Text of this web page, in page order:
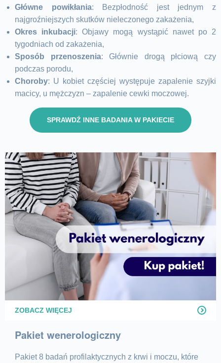
Główne powikłania: Bezpłodność jest jednym z
najgroźniejszych skutków nieleczonego zakażenia,
Okres inkubacji: Objawy mogą wystąpić nawet po 2
tygodniach od zakażenia,
Sposób przenoszenia: Głównie drogą płciową czy
podczas porodu,
Choroby: U kobiet częściej występuje zapalenie szyjki
macicy, u mężczyzn – zapalenie cewki moczowej.
SPRAWDŹ INNE BADANIA W PAKIECIE
ZOBACZ WIĘCEJ
Pakiet wenerologiczny
Pakiet 8 badań profilaktycznych z krwi i moczu, które